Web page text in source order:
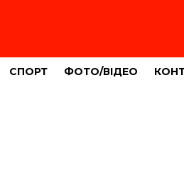
СПОРТ ФОТО/ВІДЕО